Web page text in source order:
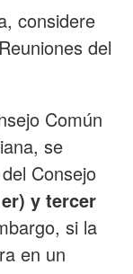
considere
del
Común
se
Consejo
y tercer
si la
en un